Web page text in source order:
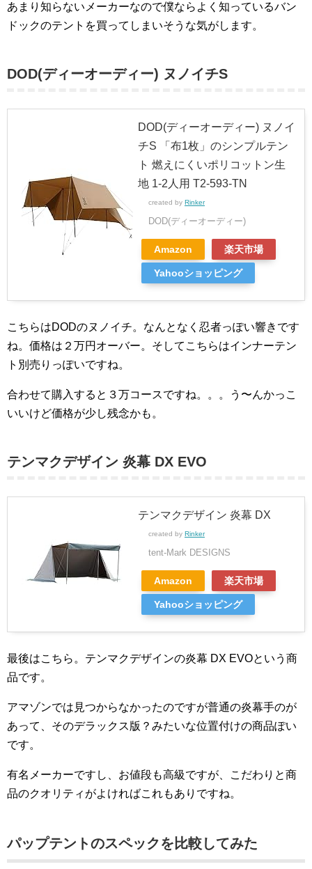
あまり知らないメーカーなので僕ならよく知っているバン
ドックのテントを買ってしまいそうな気がします。
DOD(ディーオーディー) ヌノイチS
DOD(ディーオーディー) ヌノイ
チS 「布1枚」のシンプルテン
ト 燃えにくいポリコットン生
地 1-2人用 T2-593-TN
created by Rinker
DOD(ディーオーディー)
Amazon 楽天市場
Yahooショッピング
こちらはDODのヌノイチ。なんとなく忍者っぽい響きです
ね。価格は２万円オーバー。そしてこちらはインナーテン
ト別売りっぽいですね。
合わせて購入すると３万コースですね。。。う〜んかっこ
いいけど価格が少し残念かも。
テンマクデザイン 炎幕 DX EVO
テンマクデザイン 炎幕 DX
created by Rinker
tent-Mark DESIGNS
Amazon 楽天市場
Yahooショッピング
最後はこちら。テンマクデザインの炎幕 DX EVOという商
品です。
アマゾンでは見つからなかったのですが普通の炎幕手のが
あって、そのデラックス版？みたいな位置付けの商品ぽい
です。
有名メーカーですし、お値段も高級ですが、こだわりと商
品のクオリティがよければこれもありですね。
パップテントのスペックを比較してみた